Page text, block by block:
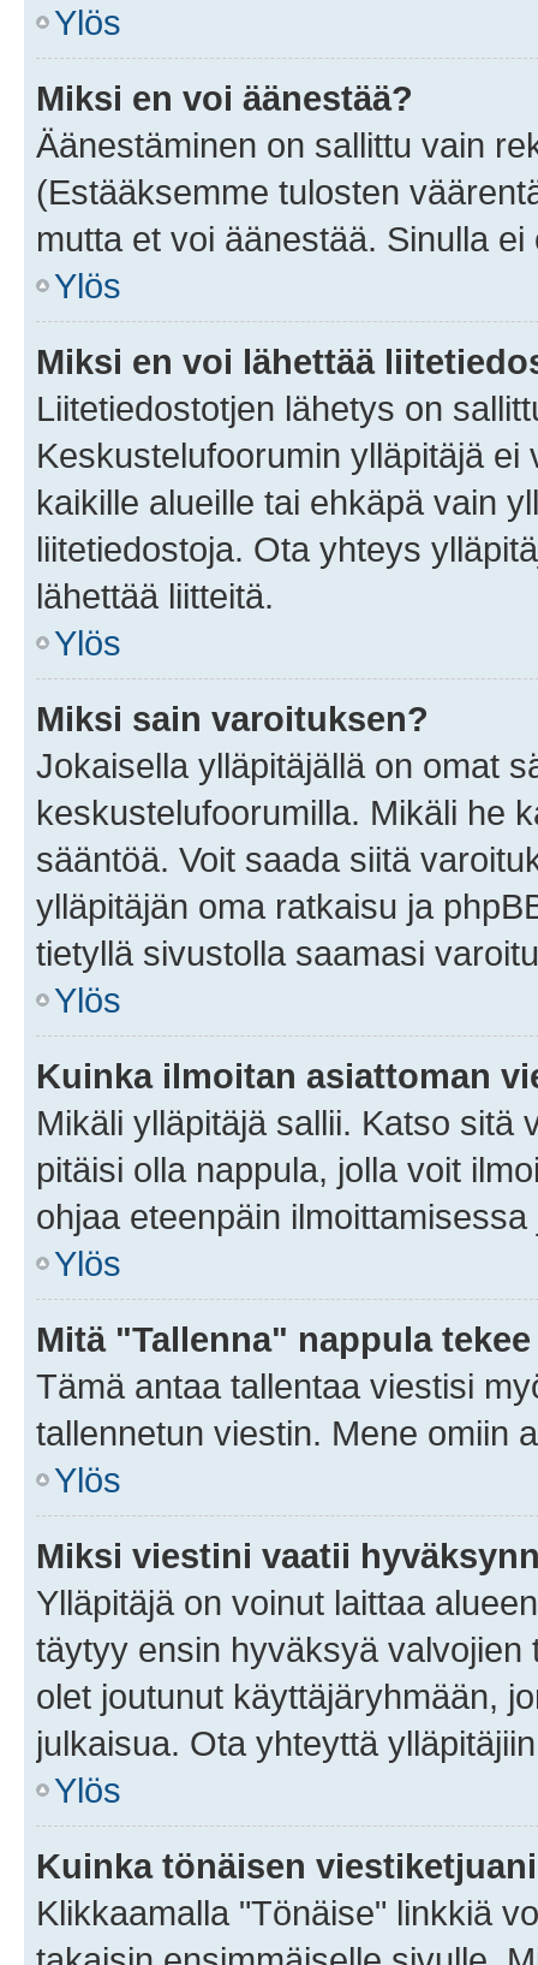
Ylös
Miksi en voi äänestää?
Äänestäminen on sallittu vain
(Estääksemme tulosten
mutta et voi äänestää. Sinulla
Ylös
Miksi en voi lähettää
Liitetiedostotjen lähetys on
Keskustelufoorumin ylläpitäjä
kaikille alueille tai ehkäpä vain
liitetiedostoja. Ota yhteys
lähettää liitteitä.
Ylös
Miksi sain varoituksen?
Jokaisella ylläpitäjällä on omat
keskustelufoorumilla. Mikäli he
sääntöä. Voit saada siitä
ylläpitäjän oma ratkaisu ja
tietyllä sivustolla saamasi
Ylös
Kuinka ilmoitan asiattoman
Mikäli ylläpitäjä sallii. Katso sitä
pitäisi olla nappula, jolla voit
ohjaa eteenpäin
Ylös
Mitä "Tallenna" nappula
Tämä antaa tallentaa viestisi
tallennetun viestin. Mene omiin
Ylös
Miksi viestini vaatii
Ylläpitäjä on voinut laittaa
täytyy ensin hyväksyä
olet joutunut käyttäjäryhmään,
julkaisua. Ota yhteyttä
Ylös
Kuinka tönäisen
Klikkaamalla "Tönäise" linkkiä